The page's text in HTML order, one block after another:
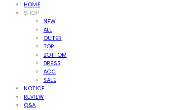
HOME
SHOP
NEW
ALL
OUTER
TOP
BOTTOM
DRESS
ACC
SALE
NOTICE
REVIEW
Q&A